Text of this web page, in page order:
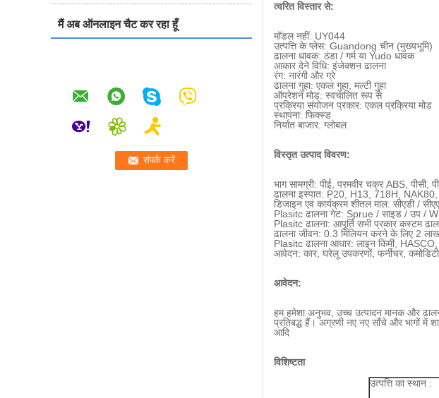
मैं अब ऑनलाइन चैट कर रहा हूँ
त्वरित विस्तार से:
मॉडल नहीं: UY044
उत्पत्ति के प्लेस: Guandong चीन (मुख्यभूमि)
ढालना धावक: ठंडा / गर्म या Yudo धावक
आकार देने विधि: इंजेक्शन ढालना
रंग: नारंगी और ग्रे
ढालना गुहा: एकल गुहा, मल्टी गुहा
ऑपरेशन मोड: स्वचालित रूप से
प्रक्रिया संयोजन प्रकार: एकल प्रक्रिया मोड
स्थापना: फिक्स्ड
निर्यात बाजार: ग्लोबल
विस्तृत उत्पाद विवरण:
भाग सामग्री: पीई, परमवीर चक्र ABS, पीसी,
ढालना इस्पात: P20, H13, 718H,
डिजाइन एवं कार्यक्रम शीतल माल: सीएडी /
Plasitc ढालना गेट: Sprue / साइड / उप /
Plasitc ढालना: आपूर्ति सभी प्रकार कस्टम
ढालना जीवन: 0.3 मिलियन करने के लिए 2
Plasitc ढालना आधार: लाइन किमी,
आवेदन: कार, घरेलू उपकरणों, फर्नीचर,
आवेदन:
हम हमेशा अनुभव, उच्च उत्पादन मानक और
प्रतिबद्ध हैं। अग्रणी नए नए साँचे और भागों में
आदि
विशिष्टता
उत्पत्ति का स्थान :